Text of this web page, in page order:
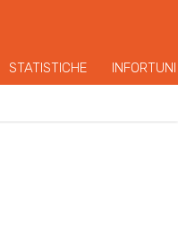
STATISTICHE INFORTUNI